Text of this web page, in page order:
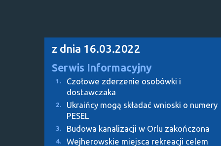
z dnia 16.03.2022
Serwis Informacyjny
1.
Czołowe zderzenie osobówki i
dostawczaka
2.
Ukraińcy mogą składać wnioski o numery
PESEL
3. Budowa kanalizacji w Orlu zakończona
4.
Wejherowskie miejsca rekreacji celem